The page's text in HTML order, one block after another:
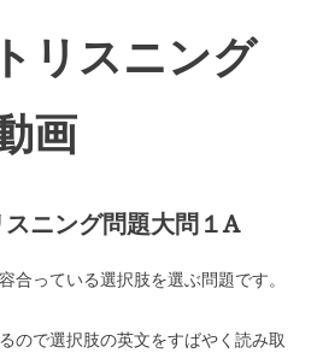
リスニング
画
ニング問題大問１A
合っている選択肢を選ぶ問題です。
ので選択肢の英文をすばやく読み取